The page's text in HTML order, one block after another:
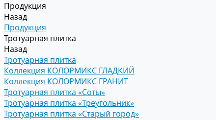
Продукция
Назад
Продукция
Тротуарная плитка
Назад
Тротуарная плитка
Коллекция КОЛОРМИКС ГЛАДКИЙ
Коллекция КОЛОРМИКС ГРАНИТ
Тротуарная плитка «Соты»
Тротуарная плитка «Треугольник»
Тротуарная плитка «Старый город»